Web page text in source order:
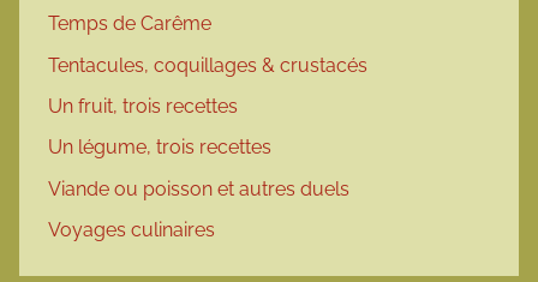
Temps de Carême
Tentacules, coquillages & crustacés
Un fruit, trois recettes
Un légume, trois recettes
Viande ou poisson et autres duels
Voyages culinaires